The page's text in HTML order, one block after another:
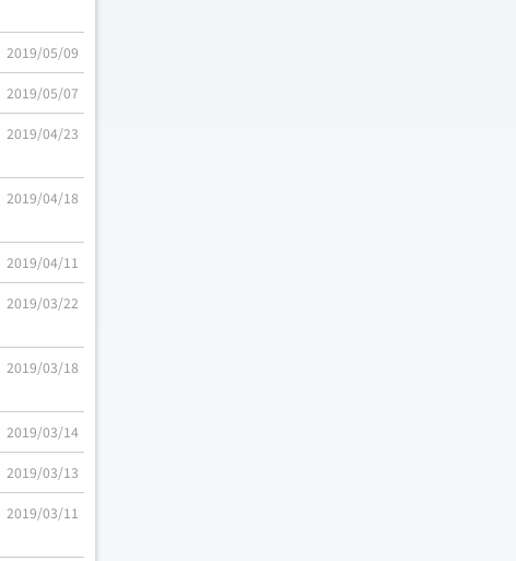
2019/05/09
2019/05/07
2019/04/23
2019/04/18
2019/04/11
2019/03/22
2019/03/18
2019/03/14
2019/03/13
2019/03/11